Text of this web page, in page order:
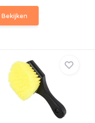
Bekijken